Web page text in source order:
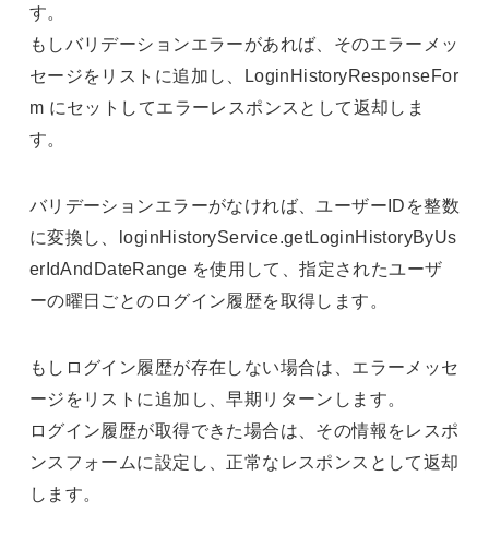
す。
もしバリデーションエラーがあれば、そのエラーメッ
セージをリストに追加し、LoginHistoryResponseFor
m にセットしてエラーレスポンスとして返却しま
す。
バリデーションエラーがなければ、ユーザーIDを整数
に変換し、loginHistoryService.getLoginHistoryByUs
erIdAndDateRange を使用して、指定されたユーザ
ーの曜日ごとのログイン履歴を取得します。
もしログイン履歴が存在しない場合は、エラーメッセ
ージをリストに追加し、早期リターンします。
ログイン履歴が取得できた場合は、その情報をレスポ
ンスフォームに設定し、正常なレスポンスとして返却
します。